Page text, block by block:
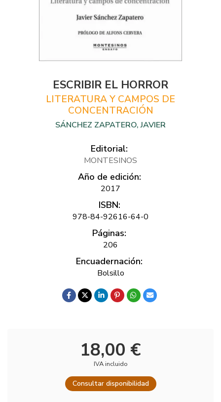
ESCRIBIR EL HORROR
LITERATURA Y CAMPOS DE
CONCENTRACIÓN
SÁNCHEZ ZAPATERO, JAVIER
Editorial:
MONTESINOS
Año de edición:
2017
ISBN:
978-84-92616-64-0
Páginas:
206
Encuadernación:
Bolsillo
18,00 €
IVA incluido
Consultar disponibilidad